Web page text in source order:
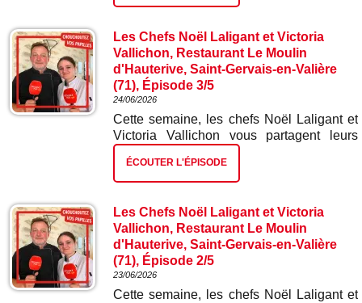
Les Chefs Noël Laligant et Victoria
Vallichon, Restaurant Le Moulin
d'Hauterive, Saint-Gervais-en-Valière
(71), Épisode 3/5
24/06/2026
Cette semaine, les chefs Noël Laligant et
Victoria Vallichon vous partagent leurs
meilleures recettes. Dans ce troisième
épisode : la pochouse.
ÉCOUTER L'ÉPISODE
Les Chefs Noël Laligant et Victoria
Vallichon, Restaurant Le Moulin
d'Hauterive, Saint-Gervais-en-Valière
(71), Épisode 2/5
23/06/2026
Cette semaine, les chefs Noël Laligant et